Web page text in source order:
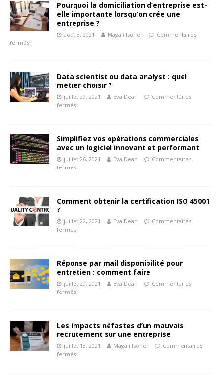
Pourquoi la domiciliation d’entreprise est-
elle importante lorsqu’on crée une
entreprise ?
août 3, 2021 Magali Isoner
Commentaires
fermés
Data scientist ou data analyst : quel
métier choisir ?
juillet 29, 2021 Eva Dean
Commentaires
fermés
Simplifiez vos opérations commerciales
avec un logiciel innovant et performant
juillet 26, 2021 Eva Dean
Commentaires
fermés
Comment obtenir la certification ISO 45001
?
juillet 22, 2021 Eva Dean
Commentaires
fermés
Réponse par mail disponibilité pour
entretien : comment faire
juillet 20, 2021 Eva Dean
Commentaires
fermés
Les impacts néfastes d’un mauvais
recrutement sur une entreprise
juillet 13, 2021 Magali Isoner
Commentaires
fermés